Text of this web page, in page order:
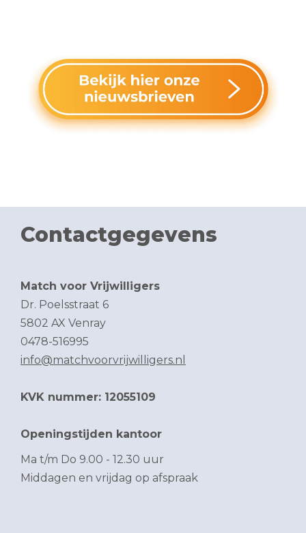
Contactgegevens
Match voor Vrijwilligers
Dr. Poelsstraat 6
5802 AX Venray
0478-516995
info@matchvoorvrijwilligers.nl
KVK nummer: 12055109
Openingstijden kantoor
Ma t/m Do 9.00 - 12.30 uur
Middagen en vrijdag op afspraak